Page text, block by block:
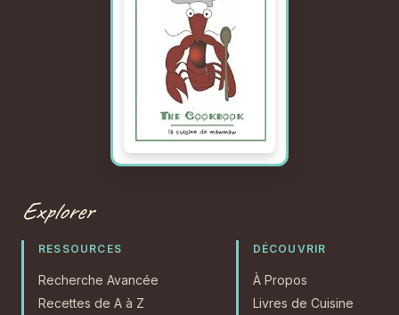
Explorer
RESSOURCES
Recherche Avancée
Recettes de A à Z
DÉCOUVRIR
À Propos
Livres de Cuisine